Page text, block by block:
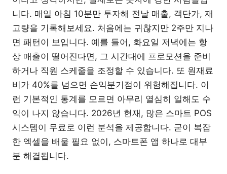
니다. 매일 아침 10분만 투자해 전날 매출, 객단가, 재
고량을 기록해보세요. 처음에는 귀찮지만 2주만 지나
면 패턴이 보입니다. 예를 들어, 화요일 저녁에는 항
상 매출이 떨어진다면, 그 시간대에 프로모션을 준비
하거나 직원 스케줄을 조정할 수 있습니다. 또 원재료
비가 40%를 넘으면 손익분기점이 위험해집니다. 이
런 기본적인 통계를 모르면 아무리 열심히 일해도 수
익이 나지 않습니다. 2026년 현재, 많은 스마트 POS
시스템이 무료로 이런 분석을 제공합니다. 굳이 복잡
한 엑셀을 배울 필요 없이, 스마트폰 앱 하나로 대부
분 해결됩니다.